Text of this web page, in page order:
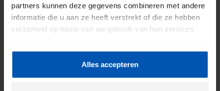
partners kunnen deze gegevens combineren met andere
informatie die u aan ze heeft verstrekt of die ze hebben
verzameld op basis van uw gebruik van hun services.
Alles accepteren
We willen dat jij de meeste kilometers uit jouw fiets haalt.
Daarom werken we intensief samen met onze fietsenwinkels.
Je kunt hier altijd terecht voor advies, maar dit is ook de plek
tijd toe aan een onderhoudsbeurt? Ook dan kun je weer bij
deze winkel terecht. Zo heb je altijd een vast en vertrouwd